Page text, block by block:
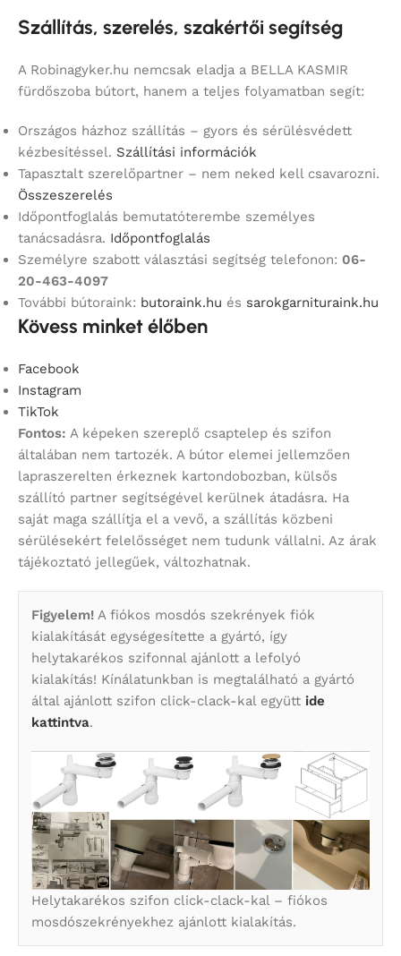
Szállítás, szerelés, szakértői segítség
A Robinagyker.hu nemcsak eladja a BELLA KASMIR
fürdőszoba bútort, hanem a teljes folyamatban segít:
Országos házhoz szállítás – gyors és sérülésvédett
kézbesítéssel. Szállítási információk
Tapasztalt szerelőpartner – nem neked kell csavarozni.
Összeszerelés
Időpontfoglalás bemutatóterembe személyes
tanácsadásra. Időpontfoglalás
Személyre szabott választási segítség telefonon: 06-
20-463-4097
További bútoraink: butoraink.hu és sarokgarnituraink.hu
Kövess minket élőben
Facebook
Instagram
TikTok
Fontos: A képeken szereplő csaptelep és szifon
általában nem tartozék. A bútor elemei jellemzően
lapraszerelten érkeznek kartondobozban, külsős
szállító partner segítségével kerülnek átadásra. Ha
saját maga szállítja el a vevő, a szállítás közbeni
sérülésekért felelősséget nem tudunk vállalni. Az árak
tájékoztató jellegűek, változhatnak.
Figyelem! A fiókos mosdós szekrények fiók
kialakítását egységesítette a gyártó, így
helytakarékos szifonnal ajánlott a lefolyó
kialakítás! Kínálatunkban is megtalálható a gyártó
által ajánlott szifon click-clack-kal együtt ide
kattintva.
Helytakarékos szifon click-clack-kal – fiókos
mosdószekrényekhez ajánlott kialakítás.